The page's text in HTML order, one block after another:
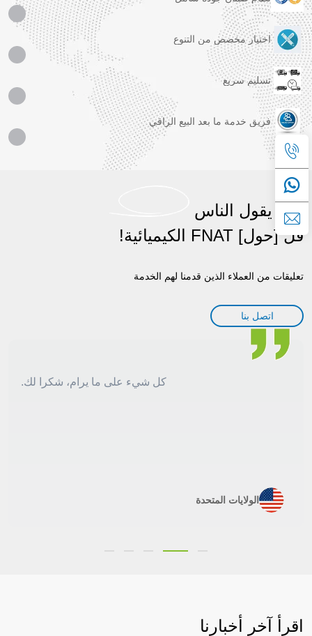
اختيار مخصص من التنوع
تسليم سريع
فريق خدمة ما بعد البيع الراقي
ماذا يقول الناس
قل [حول] FNAT الكيميائية!
تعليقات من العملاء الذين قدمنا لهم الخدمة
اتصل بنا
كل شيء على ما يرام، شكرا لك.
الولايات المتحدة
اقرأ آخر أخبارنا